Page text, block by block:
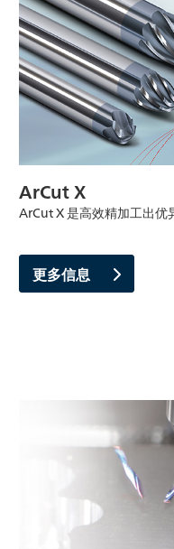
ArCut X
ArCut X 是高效精加工出优
更多信息